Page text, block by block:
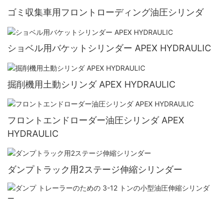
ゴミ収集車用フロントローディング油圧シリンダ
ショベル用バケットシリンダー APEX HYDRAULIC
掘削機用土動シリンダ APEX HYDRAULIC
フロントエンドローダー油圧シリンダ APEX
HYDRAULIC
ダンプトラック用2ステージ伸縮シリンダー